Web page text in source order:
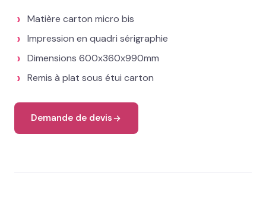
Matière carton micro bis
Impression en quadri sérigraphie
Dimensions 600x360x990mm
Remis à plat sous étui carton
Demande de devis